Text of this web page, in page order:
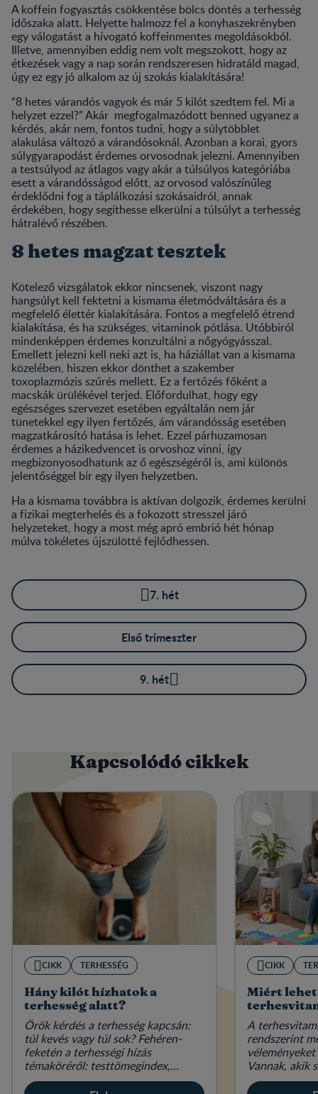
A koffein fogyasztás csökkentése bölcs döntés a terhesség
időszaka alatt. Helyette halmozz fel a konyhaszekrényben
egy válogatást a hívogató koffeinmentes megoldásokból.
Illetve, amennyiben eddig nem volt megszokott, hogy az
étkezések vagy a nap során rendszeresen hidratáld magad,
úgy ez egy jó alkalom az új szokás kialakítására!
“8 hetes várandós vagyok és már 5 kilót szedtem fel. Mi a
helyzet ezzel?” Akár megfogalmazódott benned ugyanez a
kérdés, akár nem, fontos tudni, hogy a súlytöbblet
alakulása változó a várandósoknál. Azonban a korai, gyors
súlygyarapodást érdemes orvosodnak jelezni. Amennyiben
a testsúlyod az átlagos vagy akár a túlsúlyos kategóriába
esett a várandósságod előtt, az orvosod valószínűleg
érdeklődni fog a táplálkozási szokásaidról, annak
érdekében, hogy segíthesse elkerülni a túlsúlyt a terhesség
hátralévő részében.
8 hetes magzat tesztek
Kötelező vizsgálatok ekkor nincsenek, viszont nagy
hangsúlyt kell fektetni a kismama életmódváltására és a
megfelelő élettér kialakítására. Fontos a megfelelő étrend
kialakítása, és ha szükséges, vitaminok pótlása. Utóbbiról
mindenképpen érdemes konzultálni a nőgyógyásszal.
Emellett jelezni kell neki azt is, ha háziállat van a kismama
közelében, hiszen ekkor dönthet a szakember
toxoplazmózis szűrés mellett. Ez a fertőzés főként a
macskák ürülékével terjed. Előfordulhat, hogy egy
egészséges szervezet esetében egyáltalán nem jár
tünetekkel egy ilyen fertőzés, ám várandósság esetében
magzatkárosító hatása is lehet. Ezzel párhuzamosan
érdemes a házikedvencet is orvoshoz vinni, így
megbizonyosodhatunk az ő egészségéről is, ami különös
jelentőséggel bír egy ilyen helyzetben.
Ha a kismama továbbra is aktívan dolgozik, érdemes kerülni
a fizikai megterhelés és a fokozott stresszel járó
helyzeteket, hogy a most még apró embrió hét hónap
múlva tökéletes újszülötté fejlődhessen.
7. hét
Első trimeszter
9. hét
Kapcsolódó cikkek
CIKK TERHESSÉG
Hány kilót hízhatok a
terhesség alatt?
Örök kérdés a terhesség kapcsán:
túl kevés vagy túl sok? Fehéren-
feketén a terhességi hízás
témaköréről: testtömegindex,
étkezés és életmód várandósan.
CIKK
Miért lehet
A
rendszerint
Vannak, akik